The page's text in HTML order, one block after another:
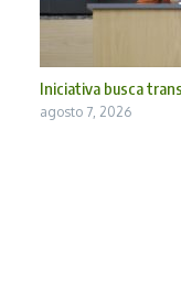
Iniciativa busca
agosto 7, 2026